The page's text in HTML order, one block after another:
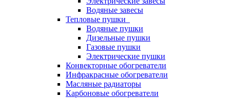
Водяные завесы
Тепловые пушки
Водяные пушки
Дизельные пушки
Газовые пушки
Электрические пушки
Конвекторные обогреватели
Инфракрасные обогреватели
Масляные радиаторы
Карбоновые обогреватели